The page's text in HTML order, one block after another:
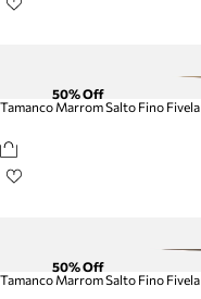
50% Off
Tamanco Marrom Salto Fino Fivela
50% Off
Tamanco Marrom Salto Fino Fivela